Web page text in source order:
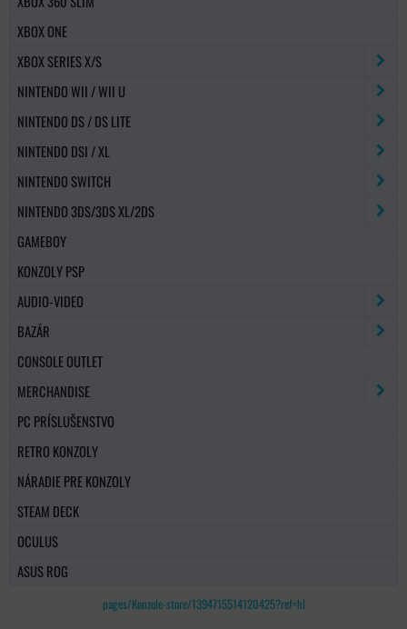
XBOX ONE
XBOX SERIES X/S
NINTENDO WII / WII U
NINTENDO DS / DS LITE
NINTENDO DSI / XL
NINTENDO SWITCH
NINTENDO 3DS/3DS XL/2DS
GAMEBOY
KONZOLY PSP
AUDIO-VIDEO
BAZÁR
CONSOLE OUTLET
MERCHANDISE
PC PRÍSLUŠENSTVO
RETRO KONZOLY
NÁRADIE PRE KONZOLY
STEAM DECK
OCULUS
ASUS ROG
pages/Konzole-store/1394715514120425?ref=hl